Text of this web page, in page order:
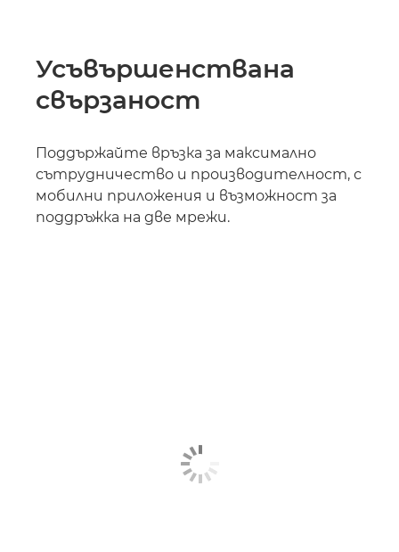
Усъвършенствана
свързаност
Поддържайте връзка за максимално
сътрудничество и производителност, с
мобилни приложения и възможност за
поддръжка на две мрежи.